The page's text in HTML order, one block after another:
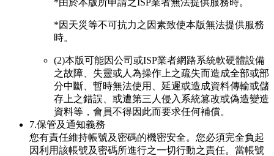
*因天災等不可抗力之因素致使本版無法提供服務
時。
(2)本版可能因公司或ISP業者網路系統軟硬體設備
之故障、失靈或人為操作上之疏失而造成全部或部
分中斷、暫時無法使用、延遲或造成資料傳輸或儲
存上之錯誤、或遭第三人侵入系統篡改或偽造變造
資料等，會員不得因此而要求任何補償。
7.保管及通知義務
您有責任維持帳號及密碼的機密安全。您必須完全負起
因利用該帳號及密碼所進行之一切行動之責任。當帳號